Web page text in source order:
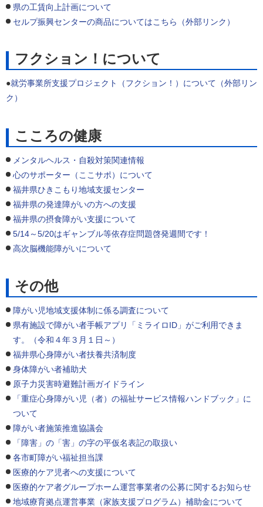
県の工賃向上計画について
セルプ振興センターの商品についてはこちら（外部リンク）
フクション！について
●就労事業所支援プロジェクト（フクション！）について（外部リン
ク）
こころの健康
メンタルヘルス・自殺対策関連情報
心のサポーター（ここサポ）について
福井県ひきこもり地域支援センター
福井県の発達障がいの方への支援
福井県の摂食障がい支援について
5/14～5/20はギャンブル等依存症問題啓発週間です！
高次脳機能障がいについて
その他
障がい児地域支援体制に係る調査について
県有施設で障がい者手帳アプリ「ミライロID」がご利用できま
す。（令和４年３月１日～）
福井県心身障がい者扶養共済制度
身体障がい者補助犬
原子力災害時避難計画ガイドライン
「重症心身障がい児（者）の福祉サービス情報ハンドブック」に
ついて
障がい者施策推進協議会
「障害」の「害」の字の平仮名表記の取扱い
各市町障がい福祉担当課
医療的ケア児者への支援について
医療的ケア者グループホーム運営事業者の公募に関するお知らせ
地域療育拠点運営事業（家族支援プログラム）補助金について